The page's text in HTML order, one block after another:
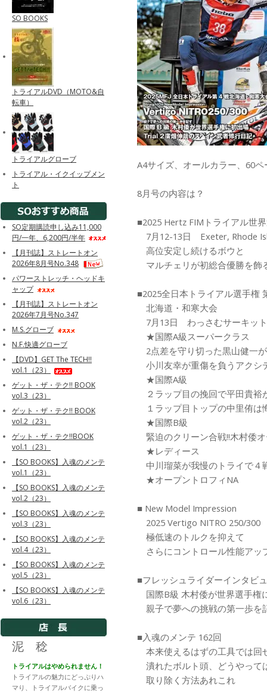
A4サイズ、オールカラー、60ペ
8月号の内容は？
■2025 Hertz FIMトライアル世
7月12-13日 Exeter, Rhode
高位安定し続けるボウと
マルチェリが初総合優勝を飾
■2025全日本トライアル選手権
北海道・和寒大会
7月13日 わっさむサーキッ
★国際A級スーパークラス
2点差を守り切った黒山健一
小川友幸が重傷を負うアクシ
★国際A級
２ラップ目の挽回で平田貴裕
１ラップ目トップの中里侑は
★国際B級
緊迫のクリーン合戦!!木村倭
★レディース
中川瑠菜が我慢のトライで４
★オープントロフィNA
■ New Model Impression
2025 Vertigo NITRO 250/300
極低速のトルクを抑えて
さらにコントロール性能アッ
■フレッシュライダーインタビ
国際B級 木村倭が世界選手権
親子で夢への挑戦の第一歩を
■入魂のメンテ 162回
本来使えるはずの工具では回
潰れたボルト頭、どうやって
取り除く方法あれこれ
SO BOOKS
トライアルDVD（MOTO&自
転車）
トライアルグローブ
トライアル・イクイップメン
ト
SO定期購読申し込み11,000
円/一年、6,200円/半年
【月刊誌】ストレートオン
2026年8月号No.348
パワーストレッチ・ヘッドキ
ャップ
【月刊誌】ストレートオン
2026年7月号No.347
M.S.グローブ
N.F.快適グローブ
【DVD】GET The TECH!!
vol.1（23）
ゲット・ザ・テク!! BOOK
vol.3（23）
ゲット・ザ・テク!! BOOK
vol.2（23）
ゲット・ザ・テク!!BOOK
vol.1（23）
【SO BOOKS】入魂のメンテ
vol.1（23）
【SO BOOKS】入魂のメンテ
vol.2（23）
【SO BOOKS】入魂のメンテ
vol.3（23）
【SO BOOKS】入魂のメンテ
vol.4（23）
【SO BOOKS】入魂のメンテ
vol.5（23）
【SO BOOKS】入魂のメンテ
vol.6（23）
泥 稔
トライアルはやめられません！
トライアルの魅力にどっぷりハ
マり、トライアルバイクに乗っ